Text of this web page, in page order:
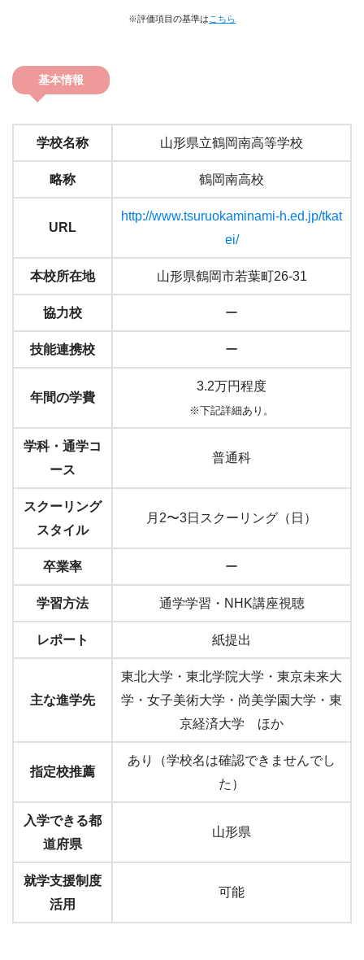
※評価項目の基準は こちら
基本情報
学校名称 山形県立鶴岡南高等学校
略称 鶴岡南高校
URL
http://www.tsuruokaminami-h.ed.jp/tkat
ei/
本校所在地 山形県鶴岡市若葉町26-31
協力校 ー
技能連携校 ー
年間の学費
3.2万円程度
※下記詳細あり。
学科・通学コ
ース
普通科
スクーリング
スタイル
月2〜3日スクーリング（日）
卒業率 ー
学習方法 通学学習・NHK講座視聴
レポート 紙提出
主な進学先
東北大学・東北学院大学・東京未来大
学・女子美術大学・尚美学園大学・東
京経済大学 ほか
指定校推薦
あり（学校名は確認できませんでし
た）
入学できる都
道府県
山形県
就学支援制度
活用
可能